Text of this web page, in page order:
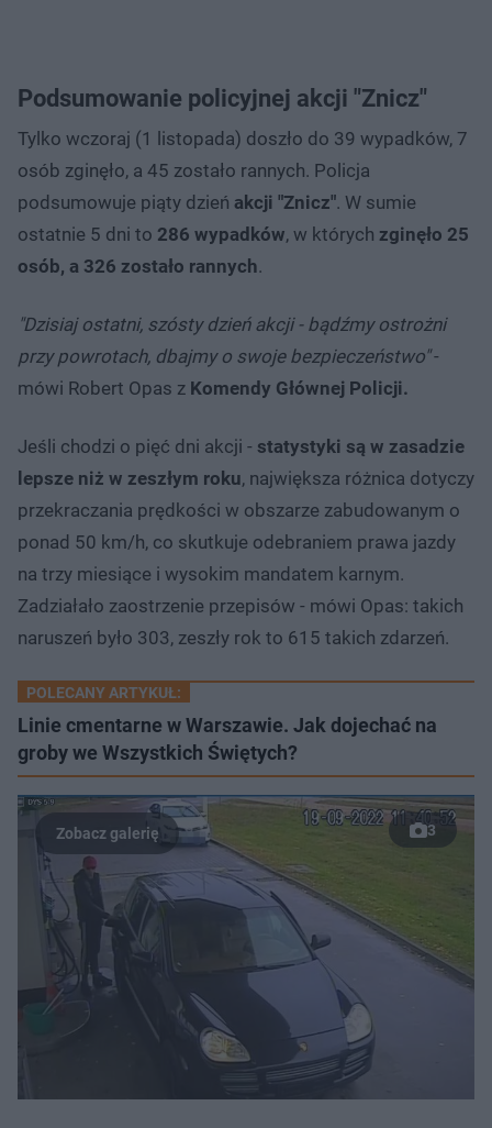
Podsumowanie policyjnej akcji "Znicz"
Tylko wczoraj (1 listopada) doszło do 39 wypadków, 7
osób zginęło, a 45 zostało rannych. Policja
podsumowuje piąty dzień akcji "Znicz". W sumie
ostatnie 5 dni to 286 wypadków, w których zginęło 25
osób, a 326 zostało rannych.
"Dzisiaj ostatni, szósty dzień akcji - bądźmy ostrożni
przy powrotach, dbajmy o swoje bezpieczeństwo"-
mówi Robert Opas z Komendy Głównej Policji.
Jeśli chodzi o pięć dni akcji - statystyki są w zasadzie
lepsze niż w zeszłym roku, największa różnica dotyczy
przekraczania prędkości w obszarze zabudowanym o
ponad 50 km/h, co skutkuje odebraniem prawa jazdy
na trzy miesiące i wysokim mandatem karnym.
Zadziałało zaostrzenie przepisów - mówi Opas: takich
naruszeń było 303, zeszły rok to 615 takich zdarzeń.
POLECANY ARTYKUŁ:
Linie cmentarne w Warszawie. Jak dojechać na
groby we Wszystkich Świętych?
3